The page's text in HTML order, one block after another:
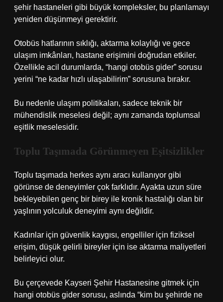
şehir hastaneleri gibi büyük kompleksler, bu planlamayı
yeniden düşünmeyi gerektirir.
Otobüs hatlarının sıklığı, aktarma kolaylığı ve gece
ulaşım imkânları, hastane erişimini doğrudan etkiler.
Özellikle acil durumlarda, “hangi otobüs gider” sorusu
yerini “ne kadar hızlı ulaşabilirim” sorusuna bırakır.
Bu nedenle ulaşım politikaları, sadece teknik bir
mühendislik meselesi değil; aynı zamanda toplumsal
eşitlik meselesidir.
Toplu Taşımada Görünmeyen Eşitsizlikler
Toplu taşımada herkes aynı aracı kullanıyor gibi
görünse de deneyimler çok farklıdır. Ayakta uzun süre
bekleyebilen genç bir birey ile kronik hastalığı olan bir
yaşlının yolculuk deneyimi aynı değildir.
Kadınlar için güvenlik kaygısı, engelliler için fiziksel
erişim, düşük gelirli bireyler için ise aktarma maliyetleri
belirleyici olur.
Bu çerçevede Kayseri Şehir Hastanesine gitmek için
hangi otobüs gider sorusu, aslında “kim bu şehirde ne